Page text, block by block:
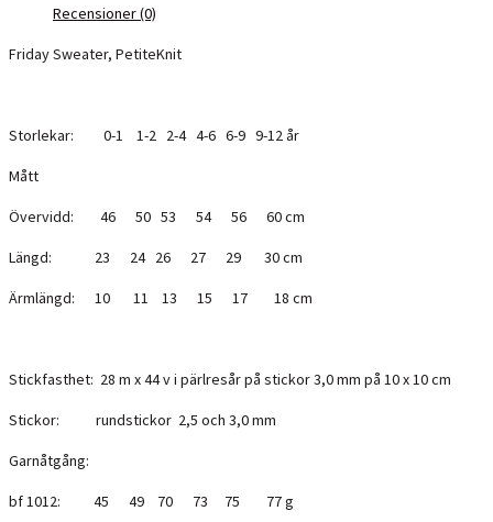
Recensioner (0)
Friday Sweater, PetiteKnit
Storlekar: 0-1 1-2 2-4 4-6 6-9 9-12 år
Mått
Övervidd: 46 50 53 54 56 60 cm
Längd: 23 24 26 27 29 30 cm
Ärmlängd: 10 11 13 15 17 18 cm
Stickfasthet: 28 m x 44 v i pärlresår på stickor 3,0 mm på 10 x 10 cm
Stickor: rundstickor 2,5 och 3,0 mm
Garnåtgång:
bf 1012: 45 49 70 73 75 77 g